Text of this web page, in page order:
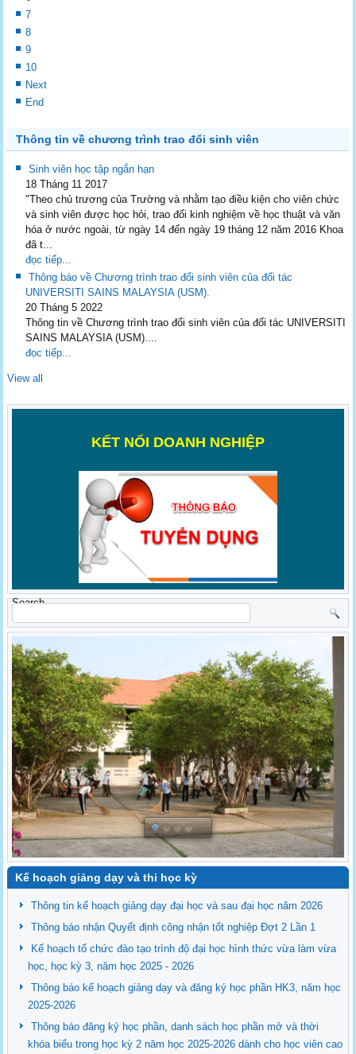
7
8
9
10
Next
End
Thông tin về chương trình trao đổi sinh viên
Sinh viên học tập ngắn hạn
18 Tháng 11 2017
"Theo chủ trương của Trường và nhằm tạo điều kiện cho viên chức
và sinh viên được học hỏi, trao đổi kinh nghiệm về học thuật và văn
hóa ở nước ngoài, từ ngày 14 đến ngày 19 tháng 12 năm 2016 Khoa
đã t...
đọc tiếp...
Thông báo về Chương trình trao đổi sinh viên của đối tác
UNIVERSITI SAINS MALAYSIA (USM).
20 Tháng 5 2022
Thông tin về Chương trình trao đổi sinh viên của đối tác UNIVERSITI
SAINS MALAYSIA (USM)....
đọc tiếp...
View all
KẾT NỐI DOANH NGHIỆP
Search
Kế hoạch giảng dạy và thi học kỳ
Thông tin kế hoạch giảng dạy đại học và sau đại học năm 2026
Thông báo nhận Quyết định công nhận tốt nghiệp Đợt 2 Lần 1
Kế hoạch tổ chức đào tạo trình độ đại học hình thức vừa làm vừa
học, học kỳ 3, năm học 2025 - 2026
Thông báo kế hoạch giảng dạy và đăng ký học phần HK3, năm học
2025-2026
Thông báo đăng ký học phần, danh sách học phần mở và thời
khóa biểu trong học kỳ 2 năm học 2025-2026 dành cho học viên cao